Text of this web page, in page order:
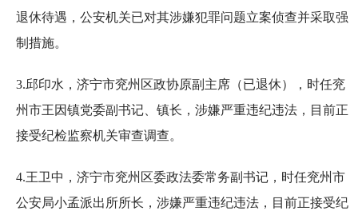
退休待遇，公安机关已对其涉嫌犯罪问题立案侦查并采取强
制措施。
3.邱印水，济宁市兖州区政协原副主席（已退休），时任兖
州市王因镇党委副书记、镇长，涉嫌严重违纪违法，目前正
接受纪检监察机关审查调查。
4.王卫中，济宁市兖州区委政法委常务副书记，时任兖州市
公安局小孟派出所所长，涉嫌严重违纪违法，目前正接受纪